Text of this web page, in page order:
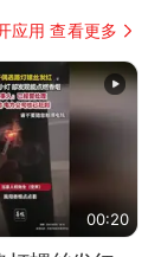
应用 查看更多
00:20